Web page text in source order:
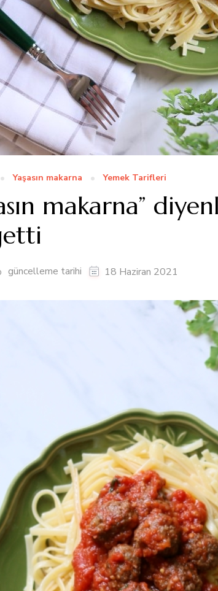
Yaşasın makarna Yemek Tarifleri
makarna”
güncelleme tarihi 18 Haziran 2021